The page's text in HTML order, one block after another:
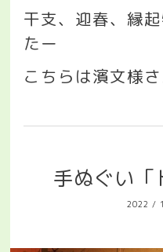
干支、迎春、縁
たー
こちらは濱文様
手ぬぐい「
2022 /